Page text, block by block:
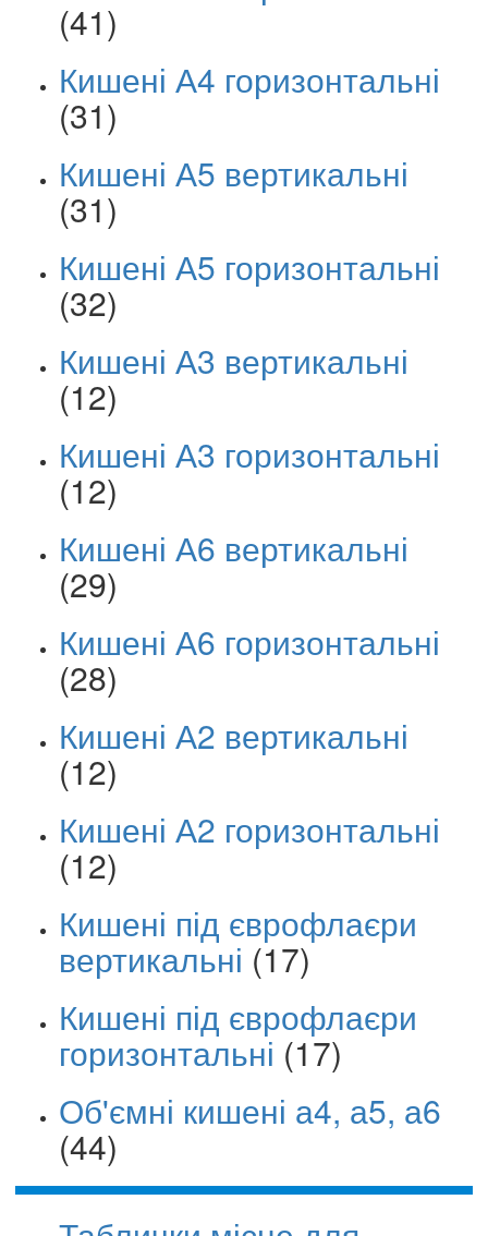
(41)
Кишені А4 горизонтальні
(31)
Кишені А5 вертикальні
(31)
Кишені А5 горизонтальні
(32)
Кишені А3 вертикальні
(12)
Кишені А3 горизонтальні
(12)
Кишені А6 вертикальні
(29)
Кишені А6 горизонтальні
(28)
Кишені А2 вертикальні
(12)
Кишені А2 горизонтальні
(12)
Кишені під єврофлаєри
вертикальні (17)
Кишені під єврофлаєри
горизонтальні (17)
Об'ємні кишені а4, а5, а6
(44)